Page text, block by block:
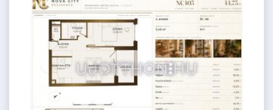
42 m